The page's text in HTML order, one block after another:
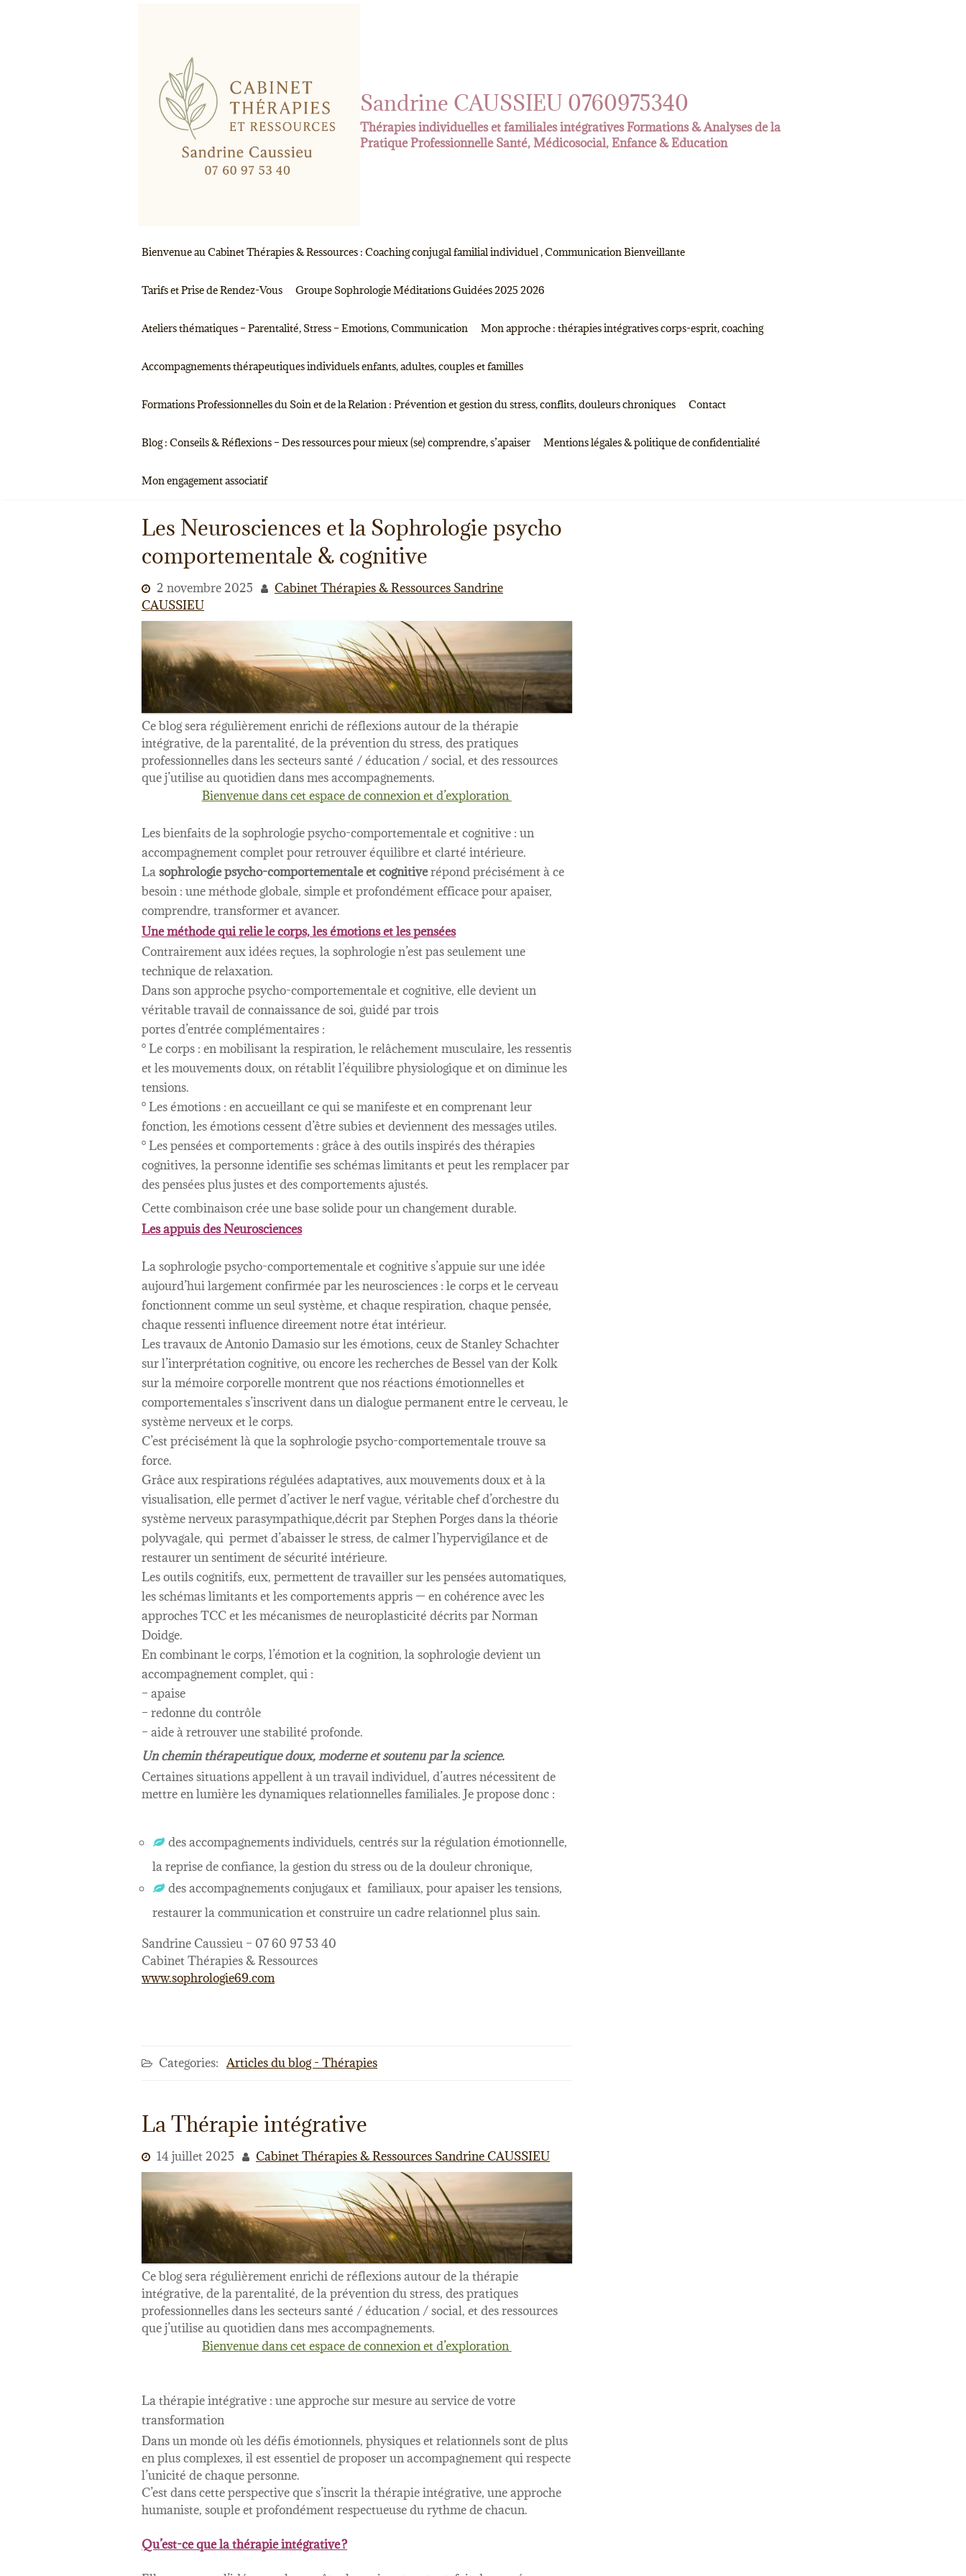
Sandrine CAUSSIEU 0760975340
Thérapies individuelles et familiales intégratives Formations & Analyses de la
Pratique Professionnelle Santé, Médicosocial, Enfance & Education
Bienvenue au Cabinet Thérapies & Ressources : Coaching conjugal familial individuel , Communication Bienveillante
Tarifs et Prise de Rendez-Vous Groupe Sophrologie Méditations Guidées 2025 2026
Ateliers thématiques – Parentalité, Stress – Emotions, Communication Mon approche : thérapies intégratives corps-esprit, coaching
Accompagnements thérapeutiques individuels enfants, adultes, couples et familles
Formations Professionnelles du Soin et de la Relation : Prévention et gestion du stress, conflits, douleurs chroniques Contact
Blog : Conseils & Réflexions – Des ressources pour mieux (se) comprendre, s’apaiser Mentions légales & politique de confidentialité
Mon engagement associatif
Les Neurosciences et la Sophrologie psycho
comportementale & cognitive
2 novembre 2025
Cabinet Thérapies & Ressources Sandrine
CAUSSIEU
Ce blog sera régulièrement enrichi de réflexions autour de la thérapie
intégrative, de la parentalité, de la prévention du stress, des pratiques
professionnelles dans les secteurs santé / éducation / social, et des ressources
que j’utilise au quotidien dans mes accompagnements.
Bienvenue dans cet espace de connexion et d’exploration
Les bienfaits de la sophrologie psycho-comportementale et cognitive : un
accompagnement complet pour retrouver équilibre et clarté intérieure.
Lasophrologie psycho-comportementale et cognitiverépond précisément à ce
besoin : une méthode globale, simple et profondément efficace pour apaiser,
comprendre, transformer et avancer.
Une méthode qui relie le corps, les émotions et les pensées
Contrairement aux idées reçues, la sophrologie n’est pas seulement une
technique de relaxation.
Dans son approche psycho-comportementale et cognitive, elle devient un
véritable travail de connaissance de soi, guidé par trois
portes d’entrée complémentaires :
° Le corps : en mobilisant la respiration, le relâchement musculaire, les ressentis
et les mouvements doux, on rétablit l’équilibre physiologique et on diminue les
tensions.
° Les émotions : en accueillant ce qui se manifeste et en comprenant leur
fonction, les émotions cessent d’être subies et deviennent des messages utiles.
° Les pensées et comportements : grâce à des outils inspirés des thérapies
cognitives, la personne identifie ses schémas limitants et peut les remplacer par
des pensées plus justes et des comportements ajustés.
Cette combinaison crée une base solide pour un changement durable.
Les appuis des Neurosciences
La sophrologie psycho-comportementale et cognitive s’appuie sur une idée
aujourd’hui largement confirmée par les neurosciences : le corps et le cerveau
fonctionnent comme un seul système, et chaque respiration, chaque pensée,
chaque ressenti influence direement notre état intérieur.
Les travaux de Antonio Damasio sur les émotions, ceux de Stanley Schachter
sur l’interprétation cognitive, ou encore les recherches de Bessel van der Kolk
sur la mémoire corporelle montrent que nos réactions émotionnelles et
comportementales s’inscrivent dans un dialogue permanent entre le cerveau, le
système nerveux et le corps.
C’est précisément là que la sophrologie psycho-comportementale trouve sa
force.
Grâce aux respirations régulées adaptatives, aux mouvements doux et à la
visualisation, elle permet d’activer le nerf vague, véritable chef d’orchestre du
système nerveux parasympathique,décrit par Stephen Porges dans la théorie
polyvagale, qui permet d’abaisser le stress, de calmer l’hypervigilance et de
restaurer un sentiment de sécurité intérieure.
Les outils cognitifs, eux, permettent de travailler sur les pensées automatiques,
les schémas limitants et les comportements appris — en cohérence avec les
approches TCC et les mécanismes de neuroplasticité décrits par Norman
Doidge.
En combinant le corps, l’émotion et la cognition, la sophrologie devient un
accompagnement complet, qui :
– apaise
– redonne du contrôle
– aide à retrouver une stabilité profonde.
Un chemin thérapeutique doux, moderne et soutenu par la science.
Certaines situations appellent à un travail individuel, d’autres nécessitent de
mettre en lumière les dynamiques relationnelles familiales. Je propose donc :
des accompagnements individuels, centrés sur la régulation émotionnelle,
la reprise de confiance, la gestion du stress ou de la douleur chronique,
des accompagnements conjugaux et familiaux, pour apaiser les tensions,
restaurer la communication et construire un cadre relationnel plus sain.
Sandrine Caussieu – 07 60 97 53 40
Cabinet Thérapies & Ressources
www.sophrologie69.com
Categories: Articles du blog - Thérapies
La Thérapie intégrative
14 juillet 2025 Cabinet Thérapies & Ressources Sandrine CAUSSIEU
Ce blog sera régulièrement enrichi de réflexions autour de la thérapie
intégrative, de la parentalité, de la prévention du stress, des pratiques
professionnelles dans les secteurs santé / éducation / social, et des ressources
que j’utilise au quotidien dans mes accompagnements.
Bienvenue dans cet espace de connexion et d’exploration
La thérapie intégrative : une approche sur mesure au service de votre
transformation
Dans un monde où les défis émotionnels, physiques et relationnels sont de plus
en plus complexes, il est essentiel de proposer un accompagnement qui respecte
l’unicité de chaque personne.
C’est dans cette perspective que s’inscrit la thérapie intégrative, une approche
humaniste, souple et profondément respectueuse du rythme de chacun.
Qu’est-ce que la thérapie intégrative ?